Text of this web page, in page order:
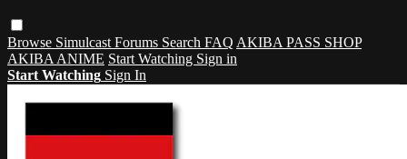
Browse Simulcast Forums Search FAQ AKIBA PASS SHOP
AKIBA ANIME Start Watching Sign in
Start Watching Sign In